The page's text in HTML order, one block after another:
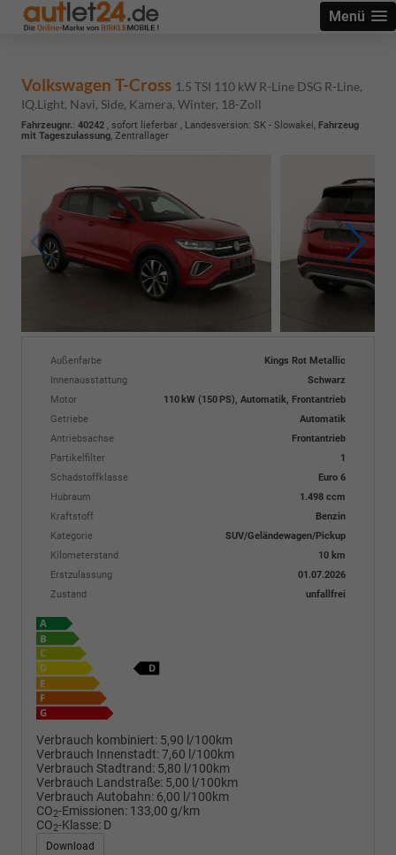
Menü
Volkswagen T-Cross 1.5 TSI 110 kW R-Line DSG R-Line,
IQ.Light, Navi, Side, Kamera, Winter, 18-Zoll
Fahrzeugnr.: 40242 , sofort lieferbar , Landesversion: SK - Slowakei, Fahrzeug
mit Tageszulassung, Zentrallager
Außenfarbe
Kings Rot Metallic
Innenausstattung
Schwarz
Motor
110 kW (150 PS), Automatik, Frontantrieb
Getriebe
Automatik
Antriebsachse
Frontantrieb
Partikelfilter
1
Schadstoffklasse
Euro 6
Hubraum
1.498 ccm
Kraftstoff
Benzin
Kategorie
SUV/Geländewagen/Pickup
Kilometerstand
10 km
Erstzulassung
01.07.2026
Zustand
unfallfrei
Verbrauch kombiniert: 5,90 l/100km
Verbrauch Innenstadt:7,60 l/100km
Verbrauch Stadtrand: 5,80 l/100km
Verbrauch Landstraße: 5,00 l/100km
Verbrauch Autobahn: 6,00 l/100km
CO2-Emissionen: 133,00 g/km
CO2-Klasse: D
Download